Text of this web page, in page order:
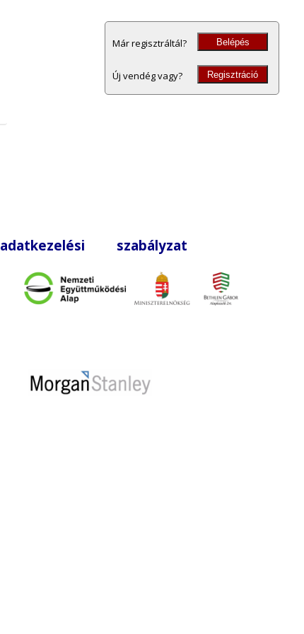
Már regisztráltál? Belépés
Új vendég vagy? Regisztráció
adatkezelési szabályzat